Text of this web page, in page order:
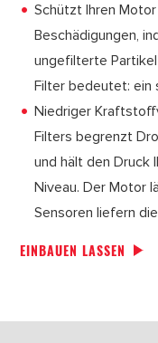
Schützt Ihren
Beschädigungen,
ungefilterte
Filter bedeutet: ein
Niedriger
Filters begrenzt
und hält den Druck
Niveau. Der Motor
Sensoren liefern
EINBAUEN LASSEN